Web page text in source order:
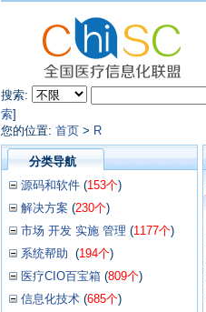
搜索:
索]
您的位置: 首页 > R
分类导航
源码和软件 (153个)
解决方案 (230个)
市场 开发 实施 管理 (1177个)
系统帮助 (194个)
医疗CIO百宝箱 (809个)
信息化技术 (685个)